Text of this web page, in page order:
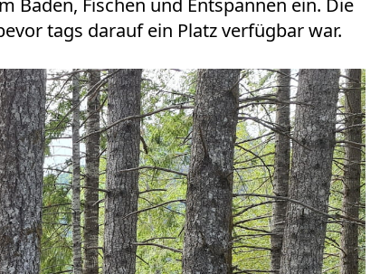
Baden, Fischen und Entspannen ein. Die
tags darauf ein Platz verfügbar war.